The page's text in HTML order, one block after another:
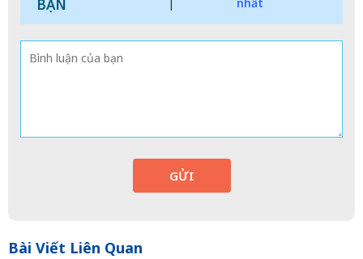
BẠN
GỬI
Bài Viết Liên Quan